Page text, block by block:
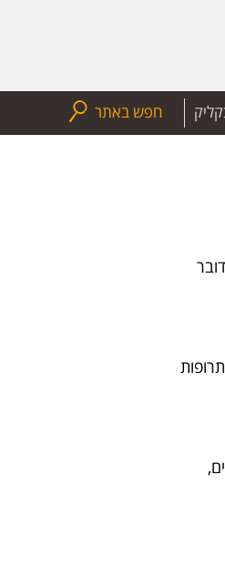
חפש באתר